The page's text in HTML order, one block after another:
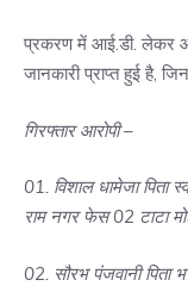
प्रकरण में आई.डी. लेकर
जानकारी प्राप्त हुई है,
गिरफ्तार आरोपी –
01. विशाल धामेजा पिता
राम नगर फेस 02 टाटा
02. सौरभ पंजवानी पिता